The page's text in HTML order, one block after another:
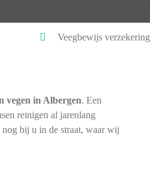
Veegbewijs verzekering
vegen in Albergen. Een
reinigen al jarenlang
bij u in de straat, waar wij